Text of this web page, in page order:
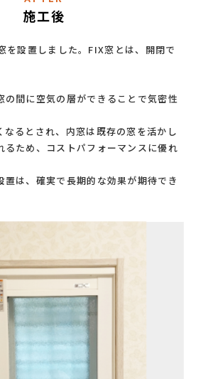
施工後
を設置しました。FIX窓とは、開閉で
の間に空気の層ができることで気密性
なるとされ、内窓は既存の窓を活かし
るため、コストパフォーマンスに優れ
置は、確実で長期的な効果が期待でき